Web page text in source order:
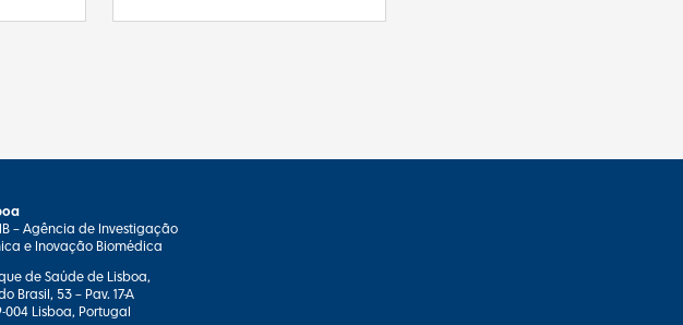
– Agência de Investigação
e Inovação Biomédica
de Saúde de Lisboa,
Brasil, 53 – Pav. 17-A
004 Lisboa, Portugal